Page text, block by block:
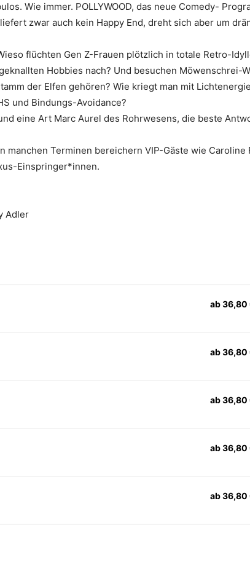
Wie immer. POLLYWOOD, das neue Comedy-
zwar auch kein Happy End, dreht sich aber um
flüchten Gen Z-Frauen plötzlich in totale Retro-
Hobbies nach? Und besuchen Möwenschrei-
der Elfen gehören? Wie kriegt man mit
und Bindungs-Avoidance?
eine Art Marc Aurel des Rohrwesens, die beste
Terminen bereichern VIP-Gäste wie Caroline
Einspringer*innen.
Adler
ab 36,80
ab 36,80
ab 36,80
ab 36,80
ab 36,80